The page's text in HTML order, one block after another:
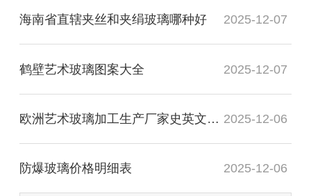
海南省直辖夹丝和夹绢玻璃哪种好 2025-12-07
鹤壁艺术玻璃图案大全 2025-12-07
欧洲艺术玻璃加工生产厂家史英文名词解释 2025-12-06
防爆玻璃价格明细表 2025-12-06